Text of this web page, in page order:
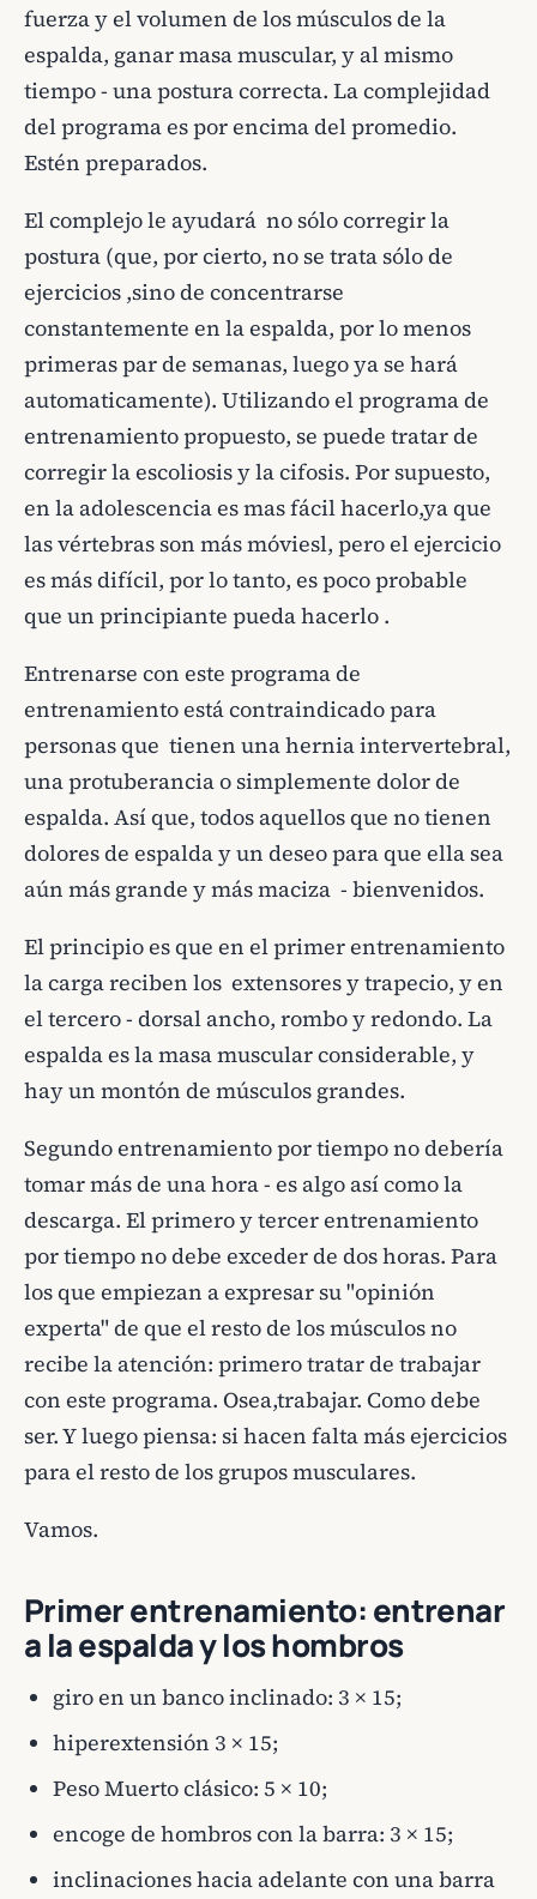
fuerza y el volumen de los músculos de la
espalda, ganar masa muscular, y al mismo
tiempo - una postura correcta. La complejidad
del programa es por encima del promedio.
Estén preparados.
El complejo le ayudará no sólo corregir la
postura (que, por cierto, no se trata sólo de
ejercicios ,sino de concentrarse
constantemente en la espalda, por lo menos
primeras par de semanas, luego ya se hará
automaticamente). Utilizando el programa de
entrenamiento propuesto, se puede tratar de
corregir la escoliosis y la cifosis. Por supuesto,
en la adolescencia es mas fácil hacerlo,ya que
las vértebras son más móviesl, pero el ejercicio
es más difícil, por lo tanto, es poco probable
que un principiante pueda hacerlo .
Entrenarse con este programa de
entrenamiento está contraindicado para
personas que tienen una hernia intervertebral,
una protuberancia o simplemente dolor de
espalda. Así que, todos aquellos que no tienen
dolores de espalda y un deseo para que ella sea
aún más grande y más maciza - bienvenidos.
El principio es que en el primer entrenamiento
la carga reciben los extensores y trapecio, y en
el tercero - dorsal ancho, rombo y redondo. La
espalda es la masa muscular considerable, y
hay un montón de músculos grandes.
Segundo entrenamiento por tiempo no debería
tomar más de una hora - es algo así como la
descarga. El primero y tercer entrenamiento
por tiempo no debe exceder de dos horas. Para
los que empiezan a expresar su "opinión
experta" de que el resto de los músculos no
recibe la atención: primero tratar de trabajar
con este programa. Osea,trabajar. Como debe
ser. Y luego piensa: si hacen falta más ejercicios
para el resto de los grupos musculares.
Vamos.
Primer entrenamiento: entrenar
a la espalda y los hombros
giro en un banco inclinado: 3 × 15;
hiperextensión 3 × 15;
Peso Muerto clásico: 5 × 10;
encoge de hombros con la barra: 3 × 15;
inclinaciones hacia adelante con una barra